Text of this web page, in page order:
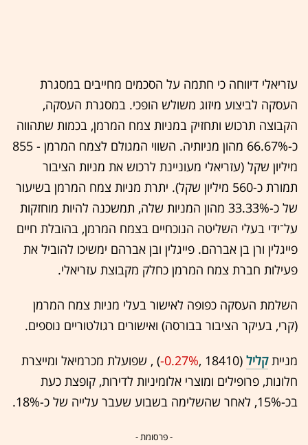
עזריאלי דיווחה כי חתמה על הסכמים מחייבים במסגרת
העסקה לביצוע מיזוג משולש הופכי. במסגרת העסקה,
הקבוצה תרכוש ותחזיק במניות צמח המרמן, בכמות שתהווה
כ-66.67% מהון מניותיה. השווי המגולם לצמח המרמן - 855
מיליון שקל (עזריאלי מעוניינת לרכוש את מניות הציבור
תמורת כ-560 מיליון שקל). יתרת מניות צמח המרמן בשיעור
של כ-33.33% מהון המניות שלה, תמשכנה להיות מוחזקות
על־ידי בעלי השליטה הנוכחיים בצמח המרמן, בהובלת חיים
פייגלין ורן בן אברהם. פייגלין ובן אברהם ימשיכו להוביל את
פעילות חברת צמח המרמן כחלק מקבוצת עזריאלי.
השלמת העסקה כפופה לאישור בעלי מניות צמח המרמן
(קרי, בעיקר הציבור בבורסה) ואישורים רגולטוריים נוספים.
מנייתקליל (18410 ,‎
-0.27%‏) , שפועלת מכרמיאל ומייצרת
חלונות, פרופילים ומוצרי אלומיניות לדירות, קופצת כעת
בכ-15%, לאחר שהשלימה בשבוע שעבר עלייה של כ-18%.
- פרסומת -